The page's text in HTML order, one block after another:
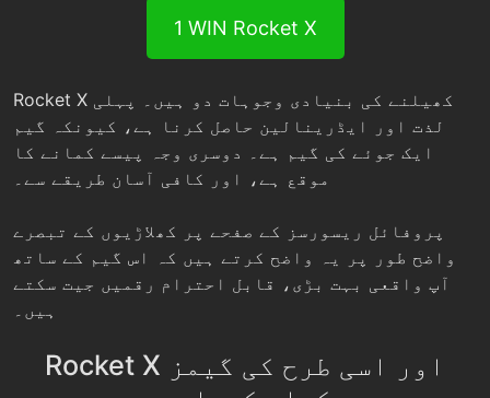
1 WIN Rocket X
Rocket X کھیلنے کی بنیادی وجوہات دو ہیں۔ پہلی
لذت اور ایڈرینالین حاصل کرنا ہے، کیونکہ گیم
ایک جوئے کی گیم ہے۔ دوسری وجہ پیسے کمانے کا
موقع ہے، اور کافی آسان طریقے سے۔
پروفائل ریسورسز کے صفحے پر کھلاڑیوں کے تبصرے
واضح طور پر یہ واضح کرتے ہیں کہ اس گیم کے ساتھ
آپ واقعی بہت بڑی، قابل احترام رقمیں جیت سکتے
ہیں۔
Rocket X اور اسی طرح کی گیمز